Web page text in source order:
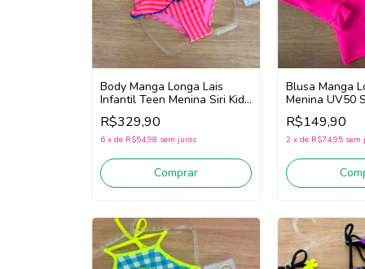
Body Manga Longa Lais
Infantil Teen Menina Siri Kids
Sardinha 43298
(Rosa/Vermelho/Azul)
R$329,90
6 x de R$54,98 sem juros
Comprar
Blusa Manga
Menina UV50
Euforia 40250
R$149,90
2 x de R$74,95 sem